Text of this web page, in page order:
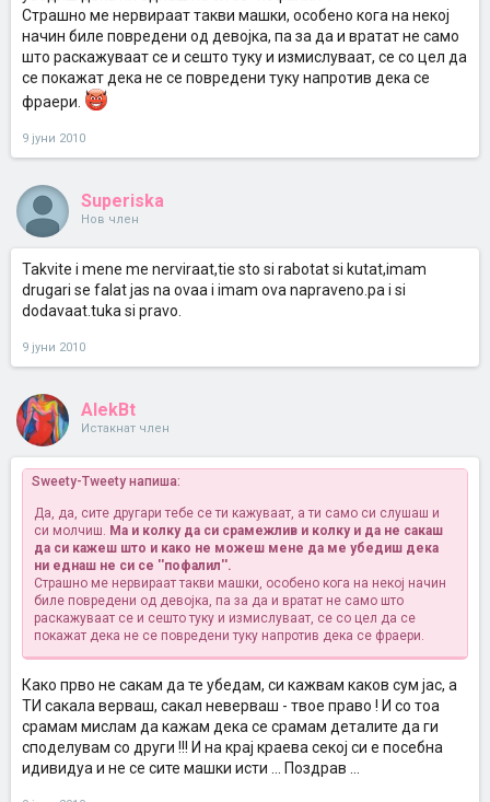
Страшно ме нервираат такви машки, особено кога на некој
начин биле повредени од девојка, па за да и вратат не само
што раскажуваат се и сешто туку и измислуваат, се со цел да
се покажат дека не се повредени туку напротив дека се
фраери.
9 јуни 2010
Superiska
Нов член
Takvite i mene me nerviraat,tie sto si rabotat si kutat,imam
drugari se falat jas na ovaa i imam ova napraveno.pa i si
dodavaat.tuka si pravo.
9 јуни 2010
AlekBt
Истакнат член
Sweety-Tweety напиша:
Да, да, сите другари тебе се ти кажуваат, а ти само си слушаш и
си молчиш. Ма и колку да си срамежлив и колку и да не сакаш
да си кажеш што и како не можеш мене да ме убедиш дека
ни еднаш не си се ''пофалил''.
Страшно ме нервираат такви машки, особено кога на некој начин
биле повредени од девојка, па за да и вратат не само што
раскажуваат се и сешто туку и измислуваат, се со цел да се
покажат дека не се повредени туку напротив дека се фраери.
Како прво не сакам да те убедам, си кажвам каков сум јас, а
ТИ сакала верваш, сакал неверваш - твое право ! И со тоа
срамам мислам да кажам дека се срамам деталите да ги
споделувам со други !!! И на крај краева секој си е посебна
идивидуа и не се сите машки исти ... Поздрав ...